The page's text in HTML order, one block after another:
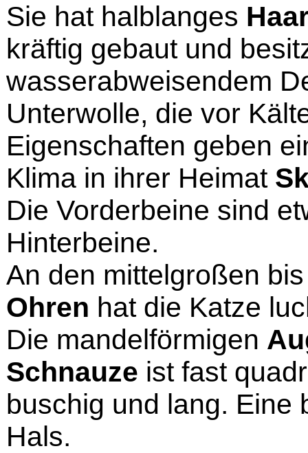
Sie hat halblanges
kräftig gebaut und
wasserabweisendem
Unterwolle, die vor
Eigenschaften geben
Klima in ihrer Heimat
Die Vorderbeine sind
Hinterbeine.
An den mittelgroßen
Ohren hat die Katze
Die mandelförmigen
Schnauze ist fast
buschig und lang. Eine
Hals.